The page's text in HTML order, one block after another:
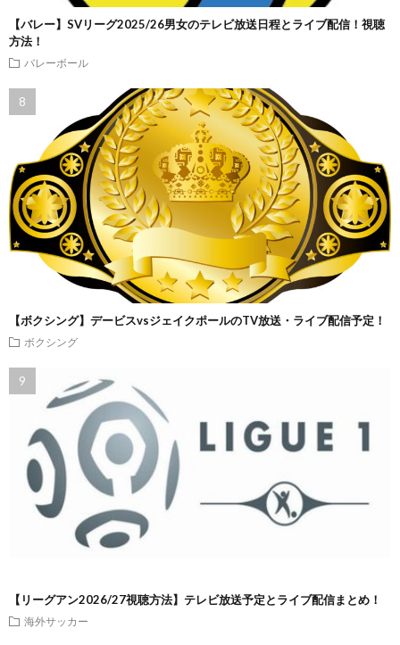
【バレー】SVリーグ2025/26男女のテレビ放送日程とライブ配信！視聴
方法！
バレーボール
【ボクシング】デービスvsジェイクポールのTV放送・ライブ配信予定！
ボクシング
【リーグアン2026/27視聴方法】テレビ放送予定とライブ配信まとめ！
海外サッカー